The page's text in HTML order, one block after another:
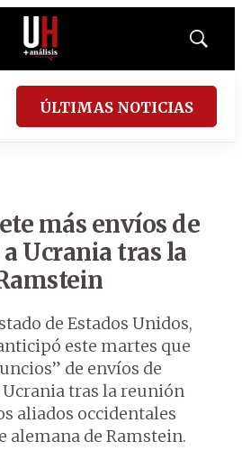
Mostrar
ÚLTIMAS NOTICIAS
más envíos de
Ucrania tras la
de Estados Unidos,
este martes que
de envíos de
tras la reunión
aliados occidentales
alemana de Ramstein.